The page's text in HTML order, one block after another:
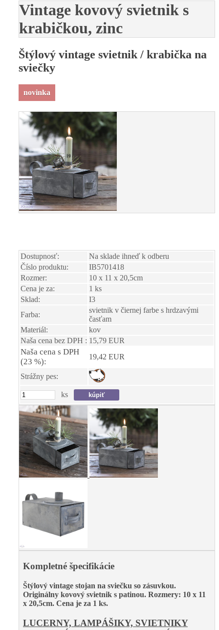
Vintage kovový svietnik s
krabičkou, zinc
Štýlový vintage svietnik / krabička na
sviečky
novinka
Dostupnosť:
Na sklade ihneď k odberu
Číslo produktu:
IB5701418
Rozmer:
10 x 11 x 20,5cm
Cena je za:
1 ks
Sklad:
I3
Farba:
svietnik v čiernej farbe s hrdzavými
časťam
Materiál:
kov
Naša cena bez DPH : 15,79 EUR
Naša cena s DPH
(23 %):
19,42 EUR
Strážny pes:
ks
Kompletné špecifikácie
Štýlový vintage stojan na sviečku so zásuvkou.
Originálny kovový svietnik s patinou. Rozmery: 10 x 11
x 20,5cm. Cena je za 1 ks.
LUCERNY, LAMPÁŠIKY, SVIETNIKY